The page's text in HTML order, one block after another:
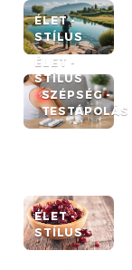
ÉLET -
STÍLUS
ÉLET -
STÍLUS
SZÉPSÉG -
TESTÁPOLÁS
ÉLET -
STÍLUS